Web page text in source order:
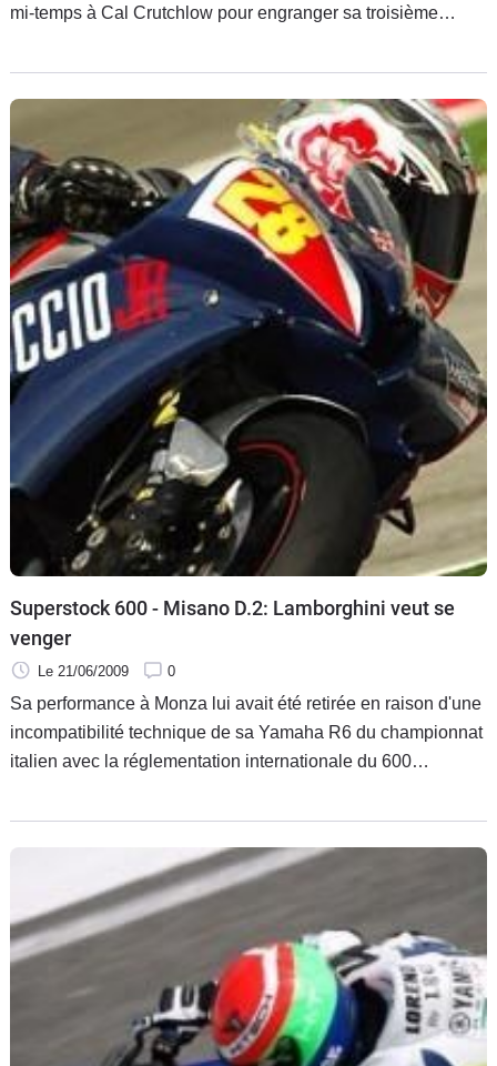
mi-temps à Cal Crutchlow pour engranger sa troisième
est pour le moment parfait.
Superstock 600 - Misano D.2: Lamborghini veut se
venger
Le 21/06/2009 0
Sa performance à Monza lui avait été retirée en raison d'une
incompatibilité technique de sa Yamaha R6 du championnat
italien avec la réglementation internationale du 600
bien l'intention de laver l'affront.